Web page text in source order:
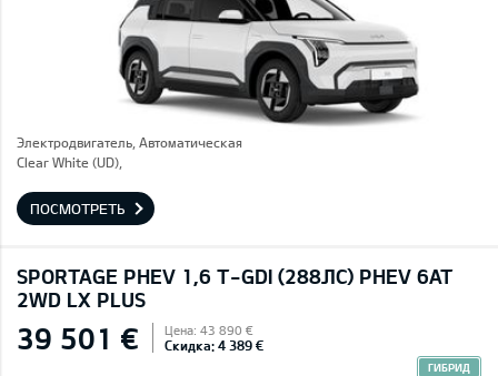
Электродвигатель, Автоматическая
Clear White (UD),
ПОСМОТРЕТЬ
SPORTAGE PHEV 1,6 T-GDI (288ЛС) PHEV 6AT
2WD LX PLUS
39 501 € Цена: 43 890 €
Скидка: 4 389 €
ГИБРИД